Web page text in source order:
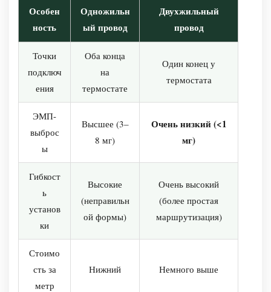
Проложите
и
Шаг
—
Установите
датчик
пола
Шаг
—
Проверка
сопротивления
после
установки
Особен
ность
Одножильн
ый провод
Двухжильный
провод
Точки
подключ
ения
Оба конца
на
термостате
Один конец у
термостата
ЭМП-
выброс
ы
Высшее (3–
8 мг)
Очень низкий (<1
мг)
Гибкост
ь
установ
ки
Высокие
(неправильн
ой формы)
Очень высокий
(более простая
маршрутизация)
Стоимо
сть за
метр
Нижний Немного выше